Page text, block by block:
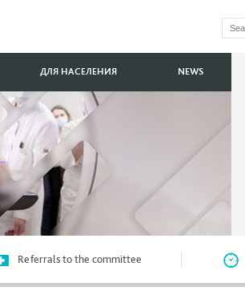
ДЛЯ НАСЕЛЕНИЯ NEWS
Referrals to the committee